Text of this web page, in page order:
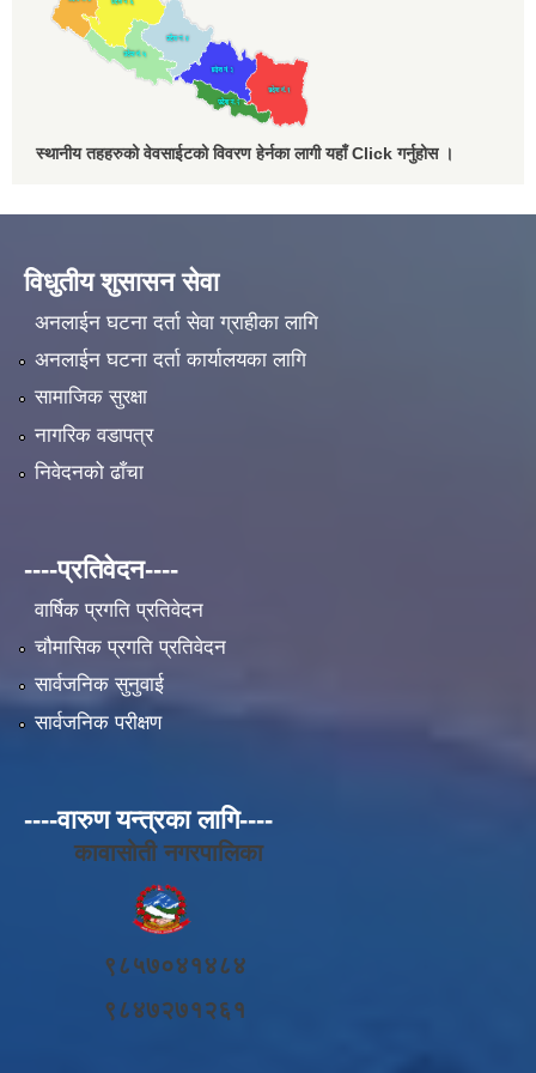
स्थानीय तहहरुको वेवसाईटको विवरण हेर्नका लागी यहाँ Click गर्नुहोस ।
विधुतीय शुसासन सेवा
अनलाईन घटना दर्ता सेवा ग्राहीका लागि
अनलाईन घटना दर्ता कार्यालयका लागि
सामाजिक सुरक्षा
नागरिक वडापत्र
निवेदनको ढाँचा
----प्रतिवेदन----
वार्षिक प्रगति प्रतिवेदन
चौमासिक प्रगति प्रतिवेदन
सार्वजनिक सुनुवाई
सार्वजनिक परीक्षण
----वारुण यन्त्रका लागि----
कावासोती नगरपालिका
९८५७०४१४८४
९८४७२७१२६१